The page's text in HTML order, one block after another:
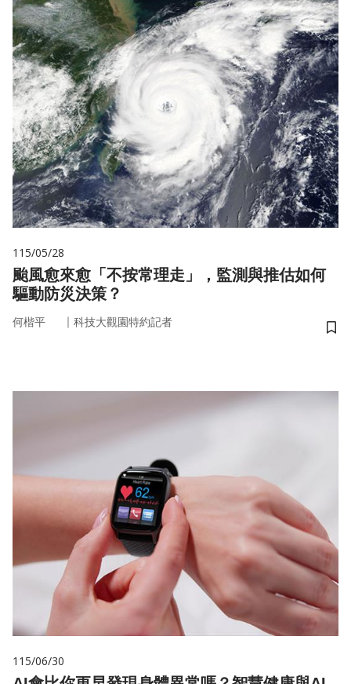
115/05/28
颱風愈來愈「不按常理走」，監測與推估如何
驅動防災決策？
何楷平 ｜ 科技大觀園特約記者
儲
115/06/30